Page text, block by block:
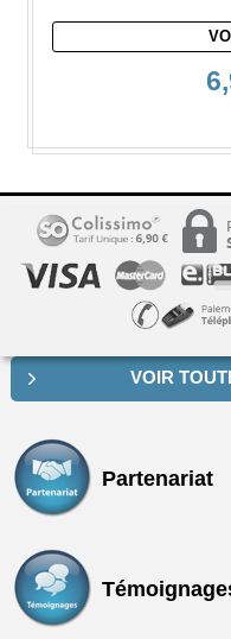
VOIR
Partenariat